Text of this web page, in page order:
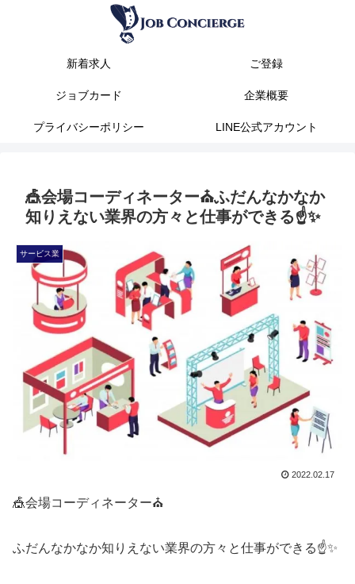
新着求人 ご登録
ジョブカード 企業概要
プライバシーポリシー LINE公式アカウント
🎪会場コーディネーター⛪ふだんなかなか
知りえない業界の方々と仕事ができる☝✨
サービス業
2022.02.17
🎪会場コーディネーター⛪
ふだんなかなか知りえない業界の方々と仕事ができる☝✨